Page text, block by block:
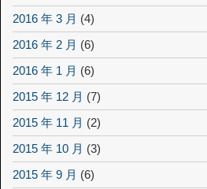
2016 年 3 月 (4)
2016 年 2 月 (6)
2016 年 1 月 (6)
2015 年 12 月 (7)
2015 年 11 月 (2)
2015 年 10 月 (3)
2015 年 9 月 (6)